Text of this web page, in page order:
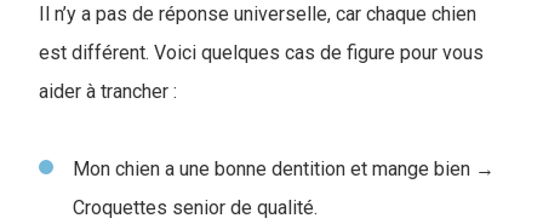
Il n’y a pas de réponse universelle, car chaque chien
est différent. Voici quelques cas de figure pour vous
aider à trancher :
Mon chien a une bonne dentition et mange bien →
Croquettes senior de qualité.